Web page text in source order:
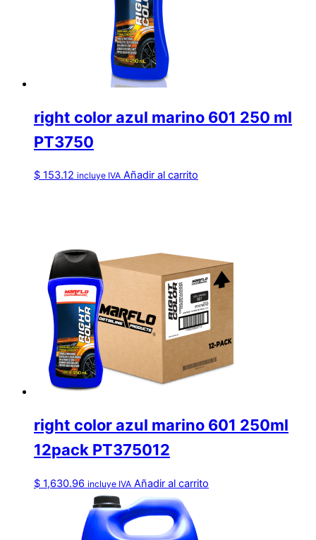
right color azul marino 601 250 ml
PT3750
$ 153.12 incluye IVA Añadir al carrito
right color azul marino 601 250ml
12pack PT375012
$ 1,630.96 incluye IVA Añadir al carrito